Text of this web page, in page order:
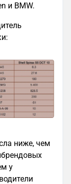
и BMW.
ниже, чем
у